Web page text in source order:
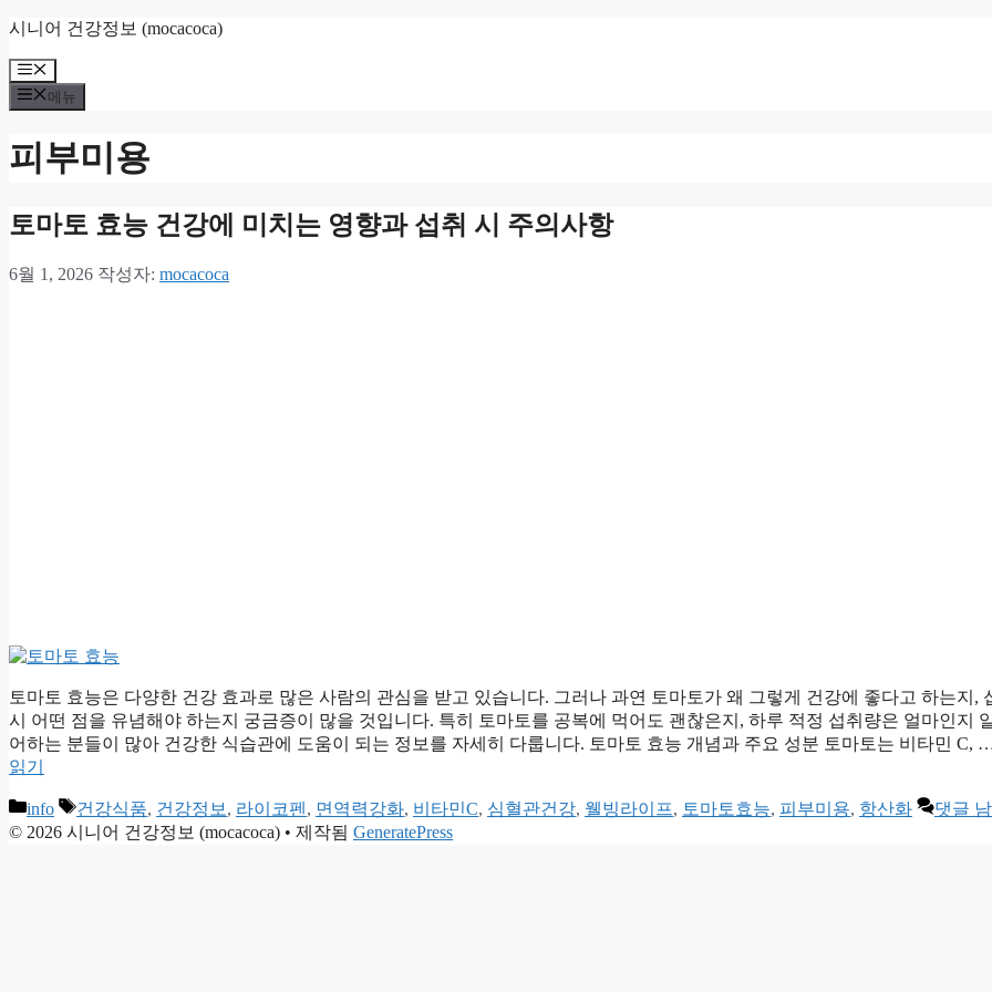
컨
츠
로
너
뛰
시니어 건강정보 (mocacoca)
메
뉴
메뉴
피부미용
토마토 효능 건강에 미치는 영향과 섭취 시 주의사항
6월 1, 2026 작성자: mocacoca
토마토 효능은 다양한 건강 효과로 많은 사람의 관심을 받고 있습니다. 그러나 과연 토마토가 왜 그렇게 건강에 좋다고 하는지,
시 어떤 점을 유념해야 하는지 궁금증이 많을 것입니다. 특히 토마토를 공복에 먹어도 괜찮은지, 하루 적정 섭취량은 얼마인지
어하는 분들이 많아 건강한 식습관에 도움이 되는 정보를 자세히 다룹니다. 토마토 효능 개념과 주요 성분 토마토는 비타민 C,
읽기
카
테
info
태
그
건강식품, 건강정보, 라이코펜, 면역력강화, 비타민C, 심혈관건강, 웰빙라이프, 토마토효능, 피부미용, 항산화
댓글 남
© 2026 시니어 건강정보 (mocacoca) • 제작됨 GeneratePress